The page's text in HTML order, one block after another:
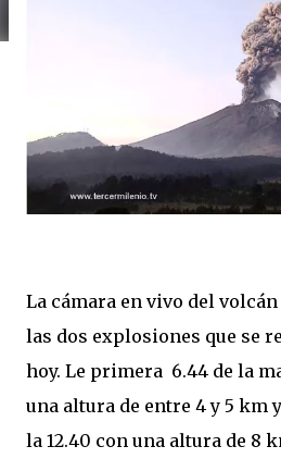
La cámara en vivo del
las dos explosiones que se
hoy. Le primera 6.44 de la
una altura de entre 4 y 5 km
la 12.40 con una altura de 8